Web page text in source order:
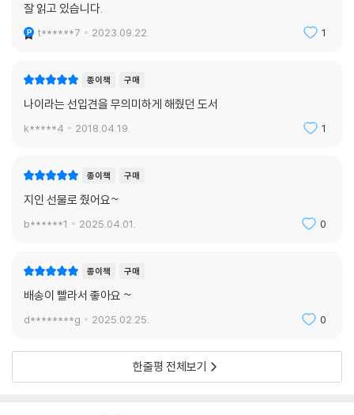
잘 읽고 있습니다.
t******7 2023.09.22. 1
종이책 구매
나이라는 선입견을 무의미하게 해줬던 도서
k*****4 2018.04.19. 1
종이책 구매
지인 선물로 줬어요~
b******1 2025.04.01. 0
종이책 구매
배송이 빨라서 좋아요 ~
d********g 2025.02.25. 0
한줄평 전체보기